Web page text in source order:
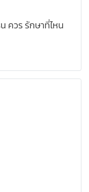
ควร รักษาที่ไหน